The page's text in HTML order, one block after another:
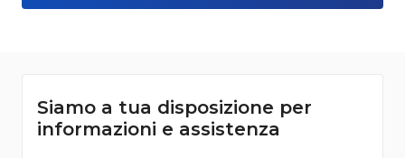
Siamo a tua disposizione per
informazioni e assistenza